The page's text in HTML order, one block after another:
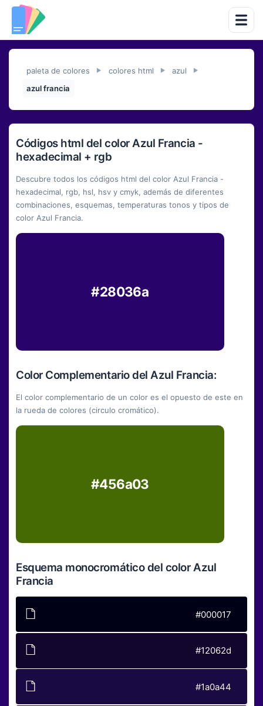
paleta de colores ► colores html ► azul ►
azul francia
Códigos html del color Azul Francia -
hexadecimal + rgb
Descubre todos los códigos html del color Azul Francia -
hexadecimal, rgb, hsl, hsv y cmyk, además de diferentes
combinaciones, esquemas, temperaturas tonos y tipos de
color Azul Francia.
#28036a
Color Complementario del Azul Francia:
El color complementario de un color es el opuesto de este en
la rueda de colores (circulo cromático).
#456a03
Esquema monocromático del color Azul
Francia
#000017
#12062d
#1a0a44